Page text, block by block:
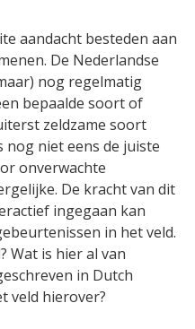
aandacht besteden aan
De Nederlandse
nog regelmatig
bepaalde soort of
zeldzame soort
nog niet eens de juiste
onverwachte
De kracht van dit
ingegaan kan
in het veld.
Wat is hier al van
in Dutch
veld hierover?